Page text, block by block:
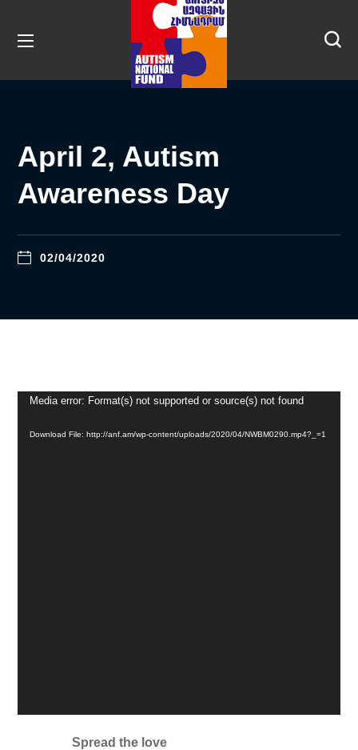
April 2, Autism
Awareness Day
02/04/2020
Video
Media error: Format(s) not supported or source(s) not found
Download File: http://anf.am/wp-content/uploads/2020/04/NWBM0290.mp4?_=1
Spread the love